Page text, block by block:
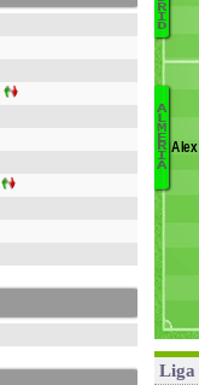
R
I
D
A
L
M
E
R
I
A
Liga